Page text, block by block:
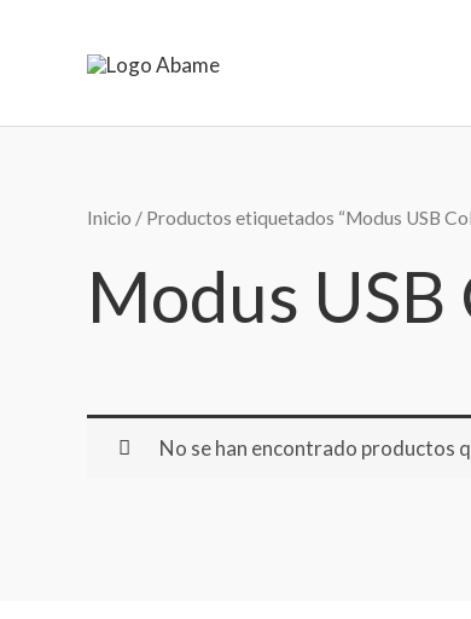
Inicio / Productos etiquetados “Modus USB
Modus USB
No se han encontrado productos